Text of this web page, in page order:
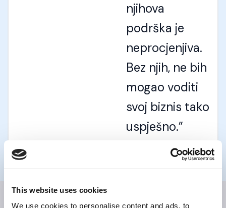
This website uses cookies
We use cookies to personalise content and ads, to
njihova
podrška je
neprocjenjiva.
Bez njih, ne bih
mogao voditi
svoj biznis tako
uspješno.”
Amar L.